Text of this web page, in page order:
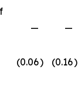
— —
(0.06) (0.16)